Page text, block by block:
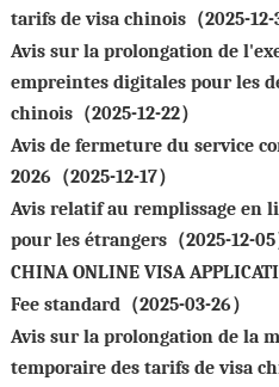
tarifs de visa chinois（2025-12-
Avis sur la prolongation de
empreintes digitales pour les
chinois（2025-12-22）
Avis de fermeture du service
2026（2025-12-17）
Avis relatif au remplissage en
pour les étrangers（2025-12-05
CHINA ONLINE VISA
Fee standard（2025-03-26）
Avis sur la prolongation de la
temporaire des tarifs de visa